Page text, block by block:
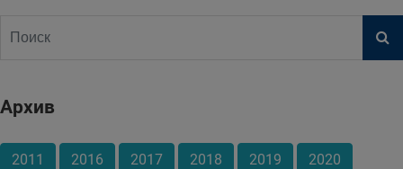
Архив
2011 2016 2017 2018 2019 2020